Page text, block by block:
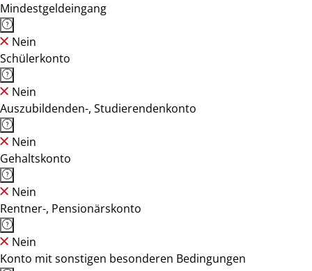
Mindestgeldeingang
Nein
Schülerkonto
Nein
Auszubildenden-, Studierendenkonto
Nein
Gehaltskonto
Nein
Rentner-, Pensionärskonto
Nein
Konto mit sonstigen besonderen Bedingungen